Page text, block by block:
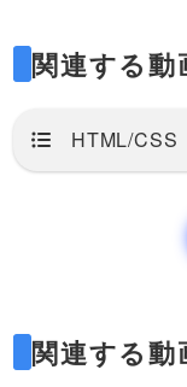
関連する動
HTML/CSS
関連する動